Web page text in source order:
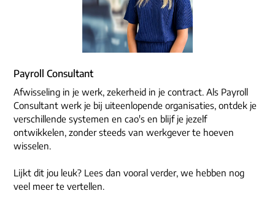
Payroll Consultant
Afwisseling in je werk, zekerheid in je contract. Als Payroll
Consultant werk je bij uiteenlopende organisaties, ontdek je
verschillende systemen en cao's en blijf je jezelf
ontwikkelen, zonder steeds van werkgever te hoeven
wisselen.
Lijkt dit jou leuk? Lees dan vooral verder, we hebben nog
veel meer te vertellen.